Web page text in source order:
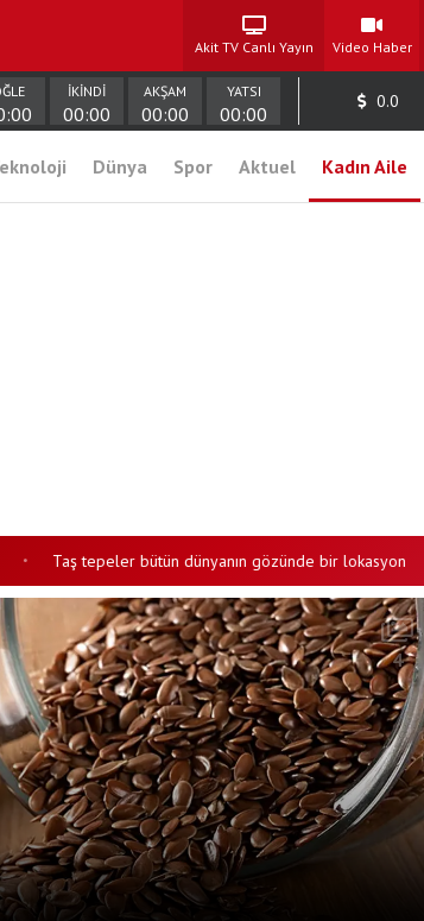
Akit TV Canlı Yayın Video Haber
İKİNDİ
00:00
AKŞAM
00:00
YATSI
00:00
0.0
Dünya Spor Aktuel Kadın Aile
Taş tepeler bütün dünyanın gözünde bir lokasyon •
4